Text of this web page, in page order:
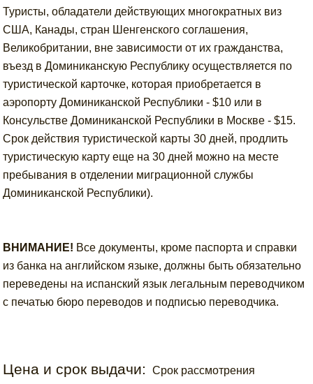
Туристы, обладатели действующих многократных виз
США, Канады, стран Шенгенского соглашения,
Великобритании, вне зависимости от их гражданства,
въезд в Доминиканскую Республику осуществляется по
туристической карточке, которая приобретается в
аэропорту Доминиканской Республики - $10 или в
Консульстве Доминиканской Республики в Москве - $15.
Срок действия туристической карты 30 дней, продлить
туристическую карту еще на 30 дней можно на месте
пребывания в отделении миграционной службы
Доминиканской Республики).
ВНИМАНИЕ! Все документы, кроме паспорта и справки
из банка на английском языке, должны быть обязательно
переведены на испанский язык легальным переводчиком
с печатью бюро переводов и подписью переводчика.
Цена и срок выдачи:
Срок рассмотрения